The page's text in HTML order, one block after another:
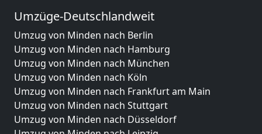
Umzüge-Deutschlandweit
Umzug von Minden nach Berlin
Umzug von Minden nach Hamburg
Umzug von Minden nach München
Umzug von Minden nach Köln
Umzug von Minden nach Frankfurt am Main
Umzug von Minden nach Stuttgart
Umzug von Minden nach Düsseldorf